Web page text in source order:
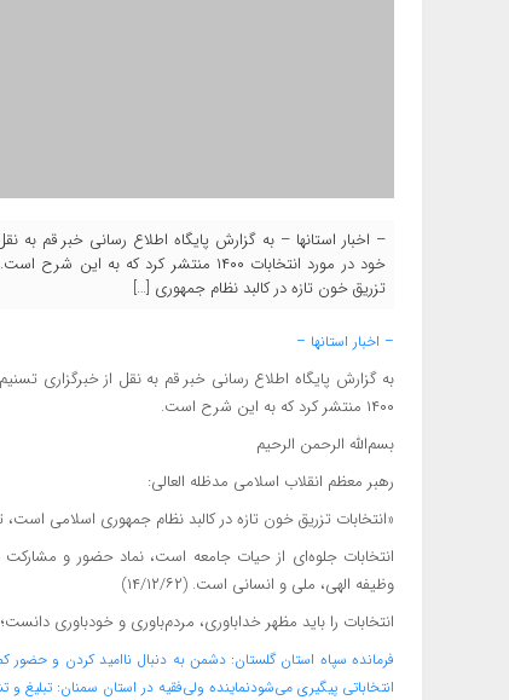
– اخبار استانها – به گزارش پایگاه اطلاع رسانی خبر قم به
خود در مورد انتخابات ۱۴۰۰ منتشر کرد
تزریق خون تازه در کالبد نظام جمهوری […]
– اخبار استانها –
به گزارش پایگاه اطلاع رسانی خبر قم به نقل از خبرگزاری
۱۴۰۰ منتشر کرد که به این شرح است.
بسم‌الله الرحمن الرحیم
رهبر معظم انقلاب اسلامی مدظله العالی:
«انتخابات تزریق خون تازه در کالبد نظام جمهوری اسلامی است،
انتخابات جلوه‌ای از حیات جامعه است، نماد حضور و
وظیفه الهی، ملی و انسانی است. (۱۴/۱۲/۶۲)
انتخابات را باید مظهر خداباوری، مردم‌باوری و خودباوری
فرمانده سپاه استان گلستان: دشمن به دنبال ناامید کردن و حضور
انتخاباتی پیگیری می‌شودنماینده ولی‌فقیه در استان سمنان:‌ تبلیغ و